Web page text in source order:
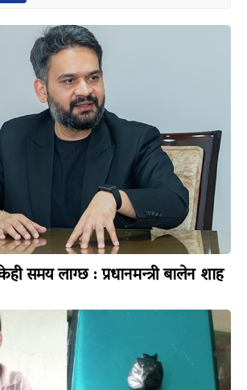
समय लाग्छ : प्रधानमन्त्री बालेन शाह